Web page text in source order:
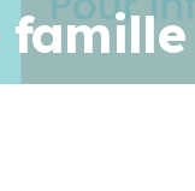
famille